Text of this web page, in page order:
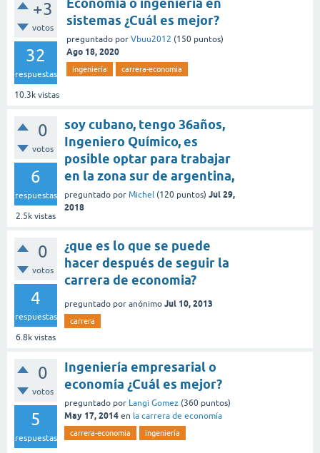
+3
votos
32
respuestas
10.3k vistas
Economía o ingeniería en
sistemas ¿Cuál es mejor?
preguntado por Vbuu2012 (150 puntos)
Ago 18, 2020
ingeniería carrera-economia
0
votos
6
respuestas
2.5k vistas
soy cubano, tengo 36años,
Ingeniero Químico, es
posible optar para trabajar
en la zona sur de argentina,
preguntado por Michel (120 puntos) Jul 29,
2018
0
votos
4
respuestas
6.8k vistas
¿que es lo que se puede
hacer después de seguir la
carrera de economia?
preguntado por anónimo Jul 10, 2013
carrera
0
votos
5
respuestas
Ingeniería empresarial o
economía ¿Cuál es mejor?
preguntado por Langi Gomez (360 puntos)
May 17, 2014 en la carrera de economía
carrera-economia ingeniería